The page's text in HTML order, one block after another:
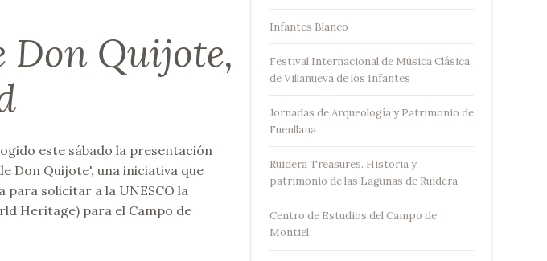
Don Quijote,
este sábado la presentación
Don Quijote', una iniciativa que
solicitar a la UNESCO la
Heritage) para el Campo de
Infantes Blanco
Festival Internacional de Música Clásica
de Villanueva de los Infantes
Jornadas de Arqueología y Patrimonio de
Fuenllana
Ruidera Treasures. Historia y
patrimonio de las Lagunas de Ruidera
Centro de Estudios del Campo de
Montiel